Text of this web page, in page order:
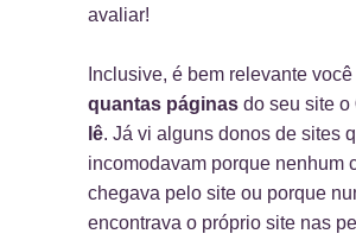
avaliar!
Inclusive, é bem relevante
quantas páginas do seu site o
lê. Já vi alguns donos de sites
incomodavam porque nenhum
chegava pelo site ou porque
encontrava o próprio site nas